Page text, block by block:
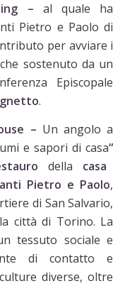
– al quale ha
Pietro e Paolo di
per avviare i
sostenuto da un
Episcopale
.
– Un angolo a
e sapori di casa“
della casa
Pietro e Paolo,
di San Salvario,
città di Torino. La
tessuto sociale e
di contatto e
diverse, oltre